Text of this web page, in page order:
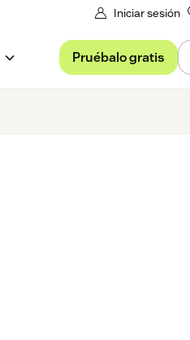
Iniciar sesión
Pruébalo gratis